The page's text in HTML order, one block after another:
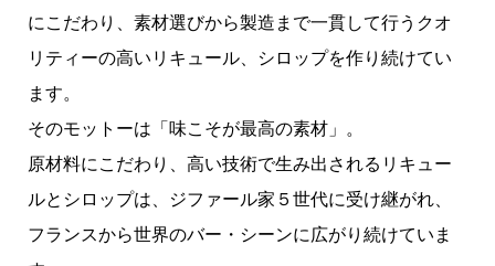
にこだわり、素材選びから製造まで一貫して行うクオ
リティーの高いリキュール、シロップを作り続けてい
ます。
そのモットーは「味こそが最高の素材」。
原材料にこだわり、高い技術で生み出されるリキュー
ルとシロップは、ジファール家５世代に受け継がれ、
フランスから世界のバー・シーンに広がり続けていま